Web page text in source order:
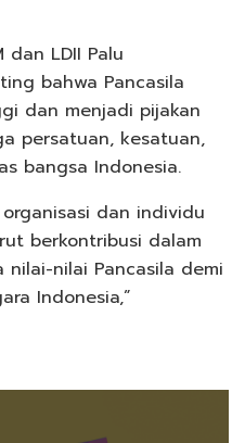
dan LDII Palu
bahwa Pancasila
dan menjadi pijakan
persatuan, kesatuan,
bangsa Indonesia.
dan individu
berkontribusi dalam
nilai Pancasila demi
Indonesia,”